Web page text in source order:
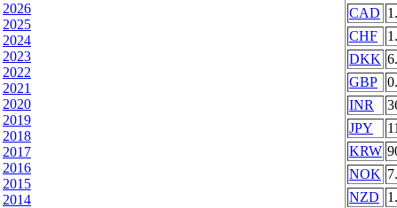
2026
2025
2024
2023
2022
2021
2020
2019
2018
2017
2016
2015
2014
CAD
CHF
DKK
GBP
INR
JPY
KRW
NOK
NZD